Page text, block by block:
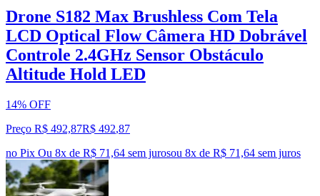
Drone S182 Max Brushless Com Tela
LCD Optical Flow Câmera HD Dobrável
Controle 2.4GHz Sensor Obstáculo
Altitude Hold LED
14% OFF
Preço R$ 492,87R$ 492,87
no Pix Ou 8x de R$ 71,64 sem jurosou 8x de R$ 71,64 sem juros